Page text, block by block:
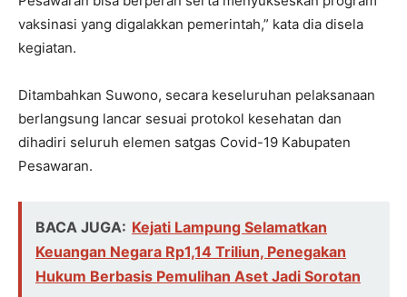
vaksinasi yang digalakkan pemerintah,” kata dia disela
kegiatan.
Ditambahkan Suwono, secara keseluruhan pelaksanaan
berlangsung lancar sesuai protokol kesehatan dan
dihadiri seluruh elemen satgas Covid-19 Kabupaten
Pesawaran.
BACA JUGA: Kejati Lampung Selamatkan
Keuangan Negara Rp1,14 Triliun, Penegakan
Hukum Berbasis Pemulihan Aset Jadi Sorotan